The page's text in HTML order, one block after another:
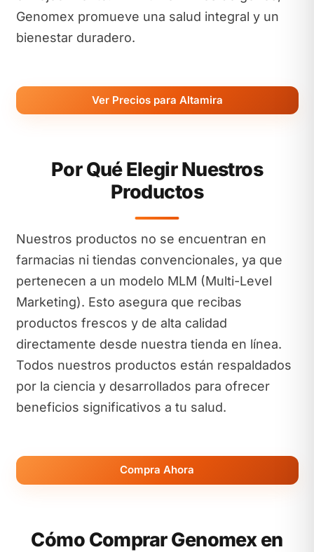
Genomex promueve una salud integral y un
bienestar duradero.
Ver Precios para Altamira
Por Qué Elegir Nuestros
Productos
Nuestros productos no se encuentran en
farmacias ni tiendas convencionales, ya que
pertenecen a un modelo MLM (Multi-Level
Marketing). Esto asegura que recibas
productos frescos y de alta calidad
directamente desde nuestra tienda en línea.
Todos nuestros productos están respaldados
por la ciencia y desarrollados para ofrecer
beneficios significativos a tu salud.
Compra Ahora
Cómo Comprar Genomex en